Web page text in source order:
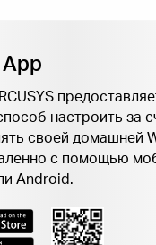
App
настроить за
своей домашней
с помощью
Android.